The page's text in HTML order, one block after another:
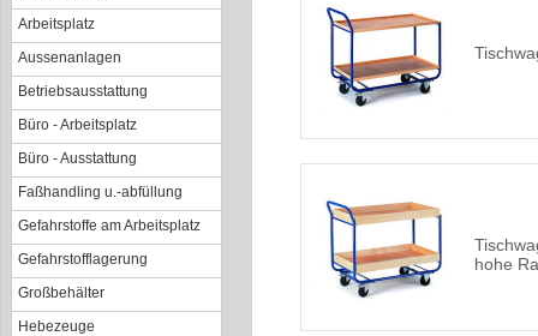
Arbeitsplatz
Aussenanlagen
Betriebsausstattung
Büro - Arbeitsplatz
Büro - Ausstattung
Faßhandling u.-abfüllung
Gefahrstoffe am Arbeitsplatz
Gefahrstofflagerung
Großbehälter
Hebezeuge
hohe